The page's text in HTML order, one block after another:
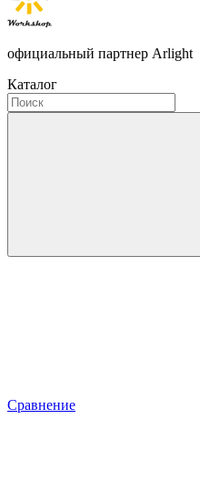
официальный партнер Arlight
Каталог
Сравнение